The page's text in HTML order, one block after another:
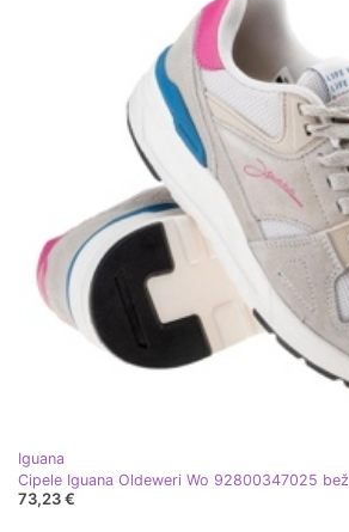
Iguana
Cipele Iguana Oldeweri Wo 92800347025 bež
73,23 €